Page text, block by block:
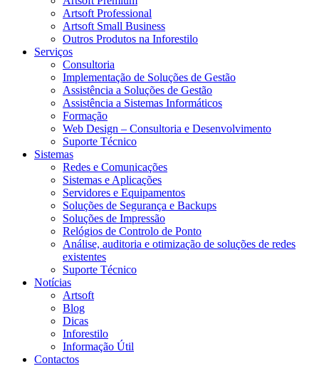
Artsoft Professional
Artsoft Small Business
Outros Produtos na Inforestilo
Serviços
Consultoria
Implementação de Soluções de Gestão
Assistência a Soluções de Gestão
Assistência a Sistemas Informáticos
Formação
Web Design – Consultoria e Desenvolvimento
Suporte Técnico
Sistemas
Redes e Comunicações
Sistemas e Aplicações
Servidores e Equipamentos
Soluções de Segurança e Backups
Soluções de Impressão
Relógios de Controlo de Ponto
Análise, auditoria e otimização de soluções de redes
existentes
Suporte Técnico
Notícias
Artsoft
Blog
Dicas
Inforestilo
Informação Útil
Contactos